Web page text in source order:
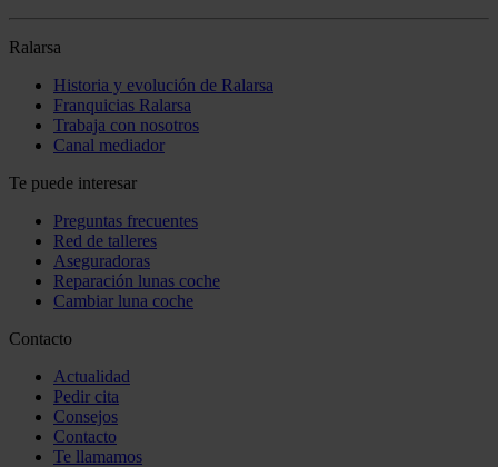
Ralarsa
Historia y evolución de Ralarsa
Franquicias Ralarsa
Trabaja con nosotros
Canal mediador
Te puede interesar
Preguntas frecuentes
Red de talleres
Aseguradoras
Reparación lunas coche
Cambiar luna coche
Contacto
Actualidad
Pedir cita
Consejos
Contacto
Te llamamos